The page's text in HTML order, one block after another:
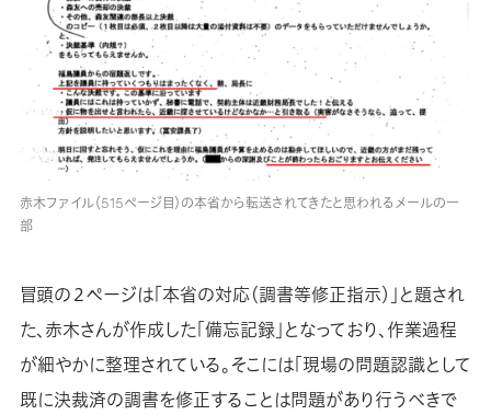
赤木ファイル（515ページ目）の本省から転送されてきたと思われるメールの一
部
冒頭の２ページは「本省の対応（調書等修正指示）」と題され
た、赤木さんが作成した「備忘記録」となっており、作業過程
が細やかに整理されている。そこには「現場の問題認識として
既に決裁済の調書を修正することは問題があり行うべきで